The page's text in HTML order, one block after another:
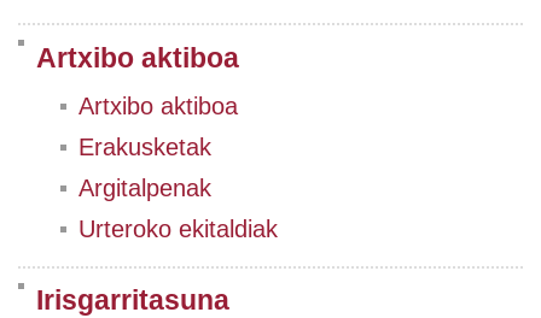
Artxibo aktiboa
Artxibo aktiboa
Erakusketak
Argitalpenak
Urteroko ekitaldiak
Irisgarritasuna